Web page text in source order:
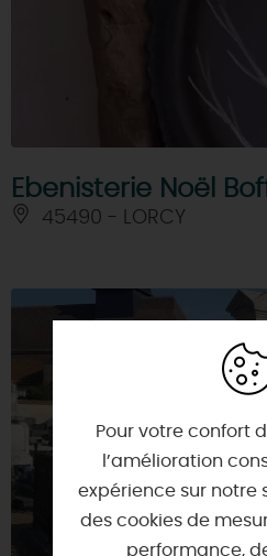
Ebenisterie Noël
45490 - LORCY
Pour votre confort
l’amélioration
expérience sur notre
des cookies de
performance,